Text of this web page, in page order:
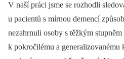
V naší práci jsme se rozhodli
u pacientů s mírnou demencí
nezahrnuli osoby s těžkým
k pokročilému a